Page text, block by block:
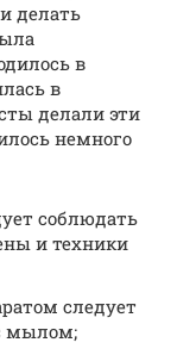
делать
в
в
делали эти
немного
соблюдать
и техники
следует
мылом;